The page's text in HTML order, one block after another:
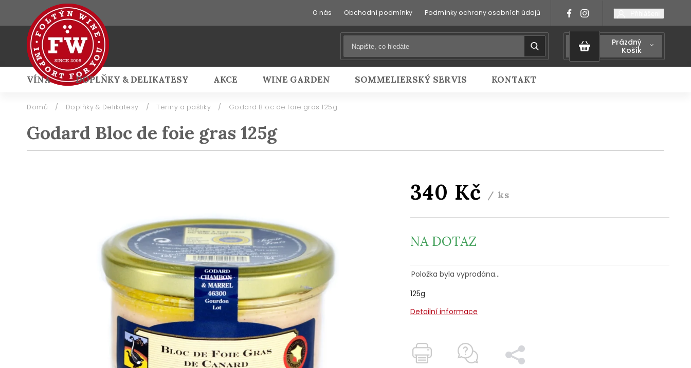
O nás Obchodní podmínky Podmínky ochrany osobních údajů
Prázdný
Košík
VÍNA DOPLŇKY & DELIKATESY AKCE WINE GARDEN SOMMELIERSKÝ SERVIS KONTAKT
Přihlášení
Domů / Doplňky & Delikatesy / Teriny a paštiky / Godard Bloc de foie gras 125g
Godard Bloc de foie gras 125g
340 Kč / ks
NA DOTAZ
Položka byla vyprodána…
125g
Detailní informace